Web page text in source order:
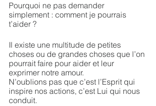
Pourquoi ne pas demander
simplement : comment je pourrais
t’aider ?
Il existe une multitude de petites
choses ou de grandes choses que l’on
pourrait faire pour aider et leur
exprimer notre amour.
N’oublions pas que c’est l’Esprit qui
inspire nos actions, c’est Lui qui nous
conduit.